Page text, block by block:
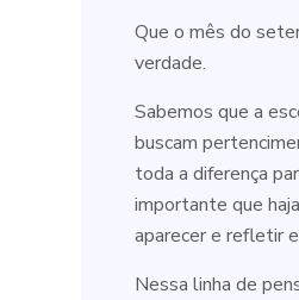
Que o mês do
verdade.
Sabemos que a
buscam
toda a diferença
importante que
aparecer e refletir
Nessa linha de